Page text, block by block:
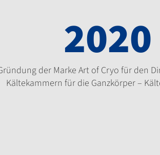
2020
der Marke Art of Cryo für den
Kältekammern für die Ganzkörper –